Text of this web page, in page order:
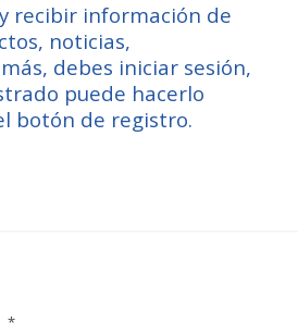
recibir información de
noticias,
debes iniciar sesión,
puede hacerlo
botón de registro.
*